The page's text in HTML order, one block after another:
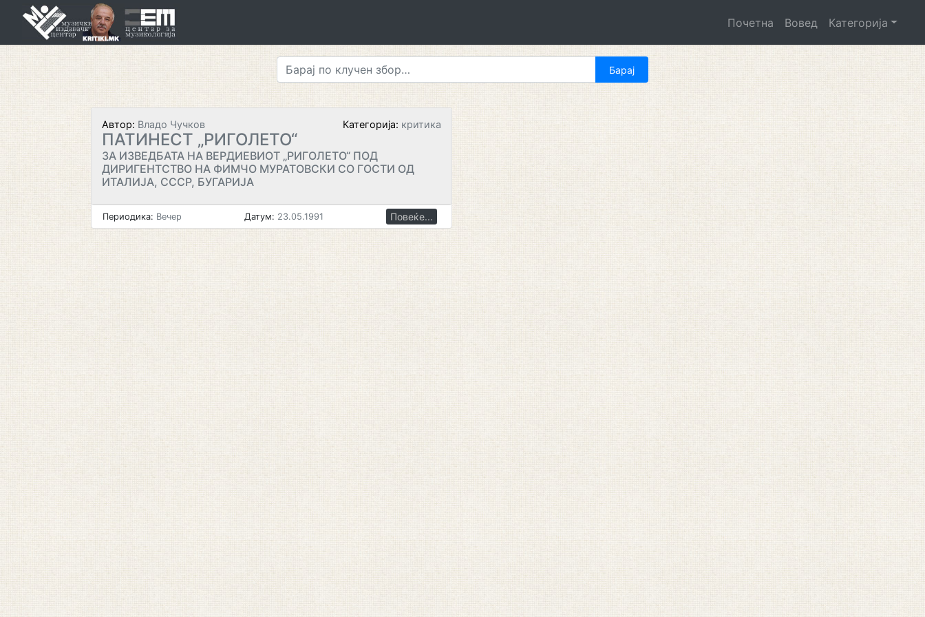
Почетна Вовед Категорија
Автор: Владо Чучков Категорија: критика
ПАТИНЕСТ „РИГОЛЕТО“
ЗА ИЗВЕДБАТА НА ВЕРДИЕВИОТ „РИГОЛЕТО“ ПОД
ДИРИГЕНТСТВО НА ФИМЧО МУРАТОВСКИ СО ГОСТИ ОД
ИТАЛИЈА, СССР, БУГАРИЈА
Периодика: Вечер Датум: 23.05.1991 Повеќе...